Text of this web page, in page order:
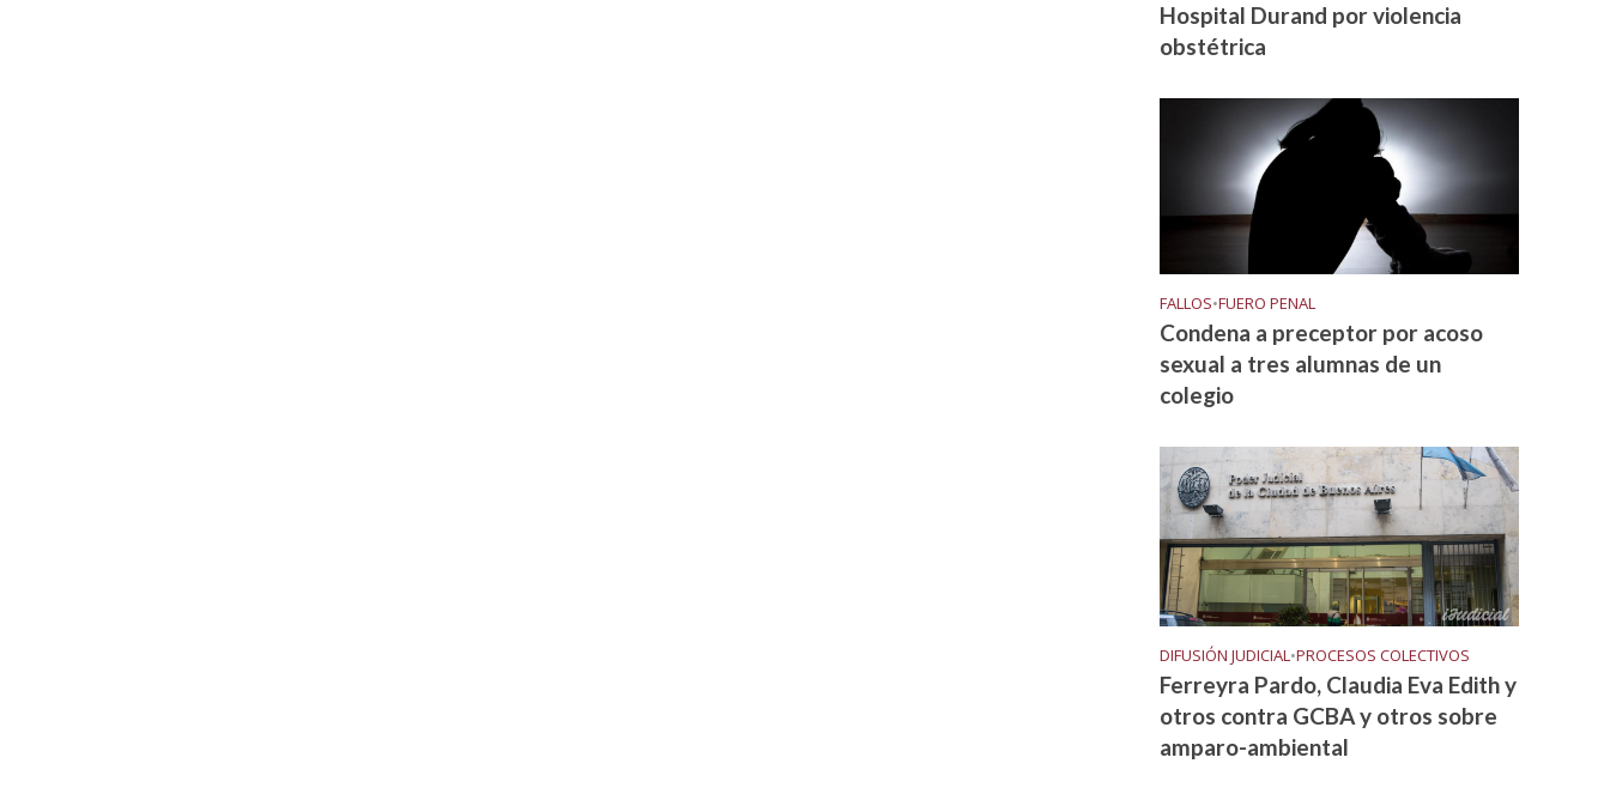
Hospital Durand por violencia
obstétrica
FALLOS•FUERO PENAL
Condena a preceptor por acoso
sexual a tres alumnas de un
colegio
DIFUSIÓN JUDICIAL•PROCESOS COLECTIVOS
Ferreyra Pardo, Claudia Eva Edith y
otros contra GCBA y otros sobre
amparo-ambiental